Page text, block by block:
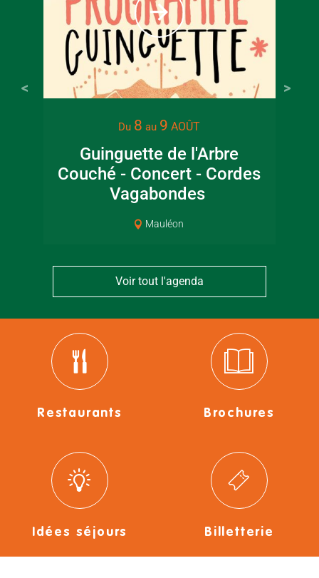
Du 8 au 9 AOÛT
Guinguette de l'Arbre
Couché - Concert - Cordes
Vagabondes
Mauléon
Voir tout l'agenda
Restaurants Brochures
Idées séjours Billetterie